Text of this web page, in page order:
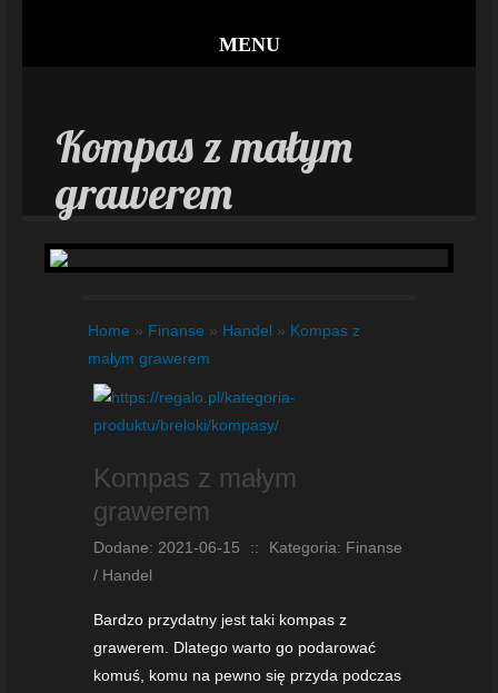
MENU
Kompas z małym
grawerem
Home » Finanse » Handel » Kompas z
małym grawerem
Kompas z małym
grawerem
Dodane: 2021-06-15 ::
Kategoria: Finanse
/ Handel
Bardzo przydatny jest taki kompas z
grawerem. Dlatego warto go podarować
komuś, komu na pewno się przyda podczas